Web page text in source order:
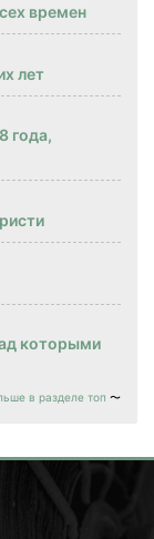
времен
лет
года,
которыми
в разделе топ